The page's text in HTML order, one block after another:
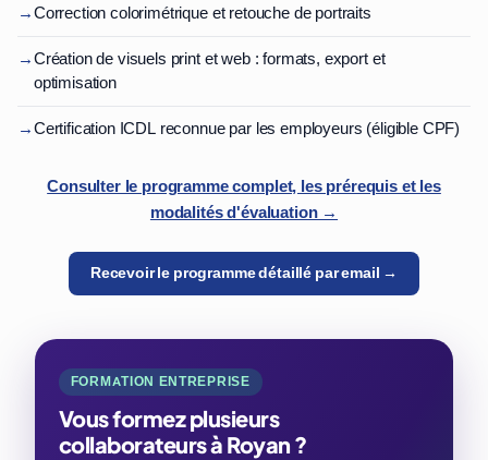
→Correction colorimétrique et retouche de portraits
→Création de visuels print et web : formats, export et
optimisation
→Certification ICDL reconnue par les employeurs (éligible CPF)
Consulter le programme complet, les prérequis et les
modalités d'évaluation →
Recevoir le programme détaillé par email →
FORMATION ENTREPRISE
Vous formez plusieurs
collaborateurs à Royan ?